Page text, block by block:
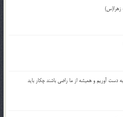
زهرا(س)
دست آوريم و هميشه از ما راضي باشند چكار بايد